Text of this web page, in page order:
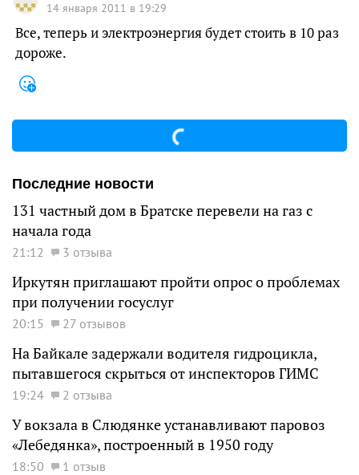
14 января 2011 в 19:29
Все, теперь и электроэнергия будет стоить в 10 раз
дороже.
Последние новости
131 частный дом в Братске перевели на газ с
начала года
21:12 3 отзыва
Иркутян приглашают пройти опрос о проблемах
при получении госуслуг
20:15 27 отзывов
На Байкале задержали водителя гидроцикла,
пытавшегося скрыться от инспекторов ГИМС
19:24 2 отзыва
У вокзала в Слюдянке устанавливают паровоз
«Лебедянка», построенный в 1950 году
18:50
1 отзыв